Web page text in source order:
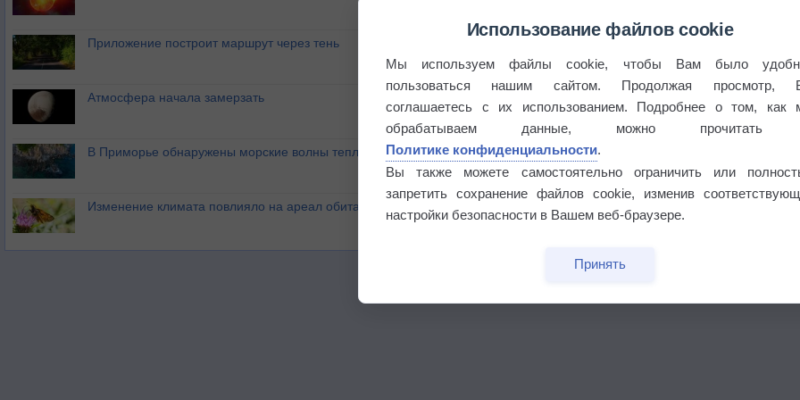
Приложение построит маршрут через тень
Атмосфера начала замерзать
В Приморье обнаружены морские волны тепла
Изменение климата повлияло на ареал обитания бабочек
Использование файлов cookie
Мы используем файлы cookie, чтобы Вам было
пользоваться нашим сайтом. Продолжая просмотр,
соглашаетесь с их использованием. Подробнее о том, как
обрабатываем данные, можно прочитать
Политике конфиденциальности.
Вы также можете самостоятельно ограничить или
запретить сохранение файлов cookie, изменив
настройки безопасности в Вашем веб-браузере.
Принять